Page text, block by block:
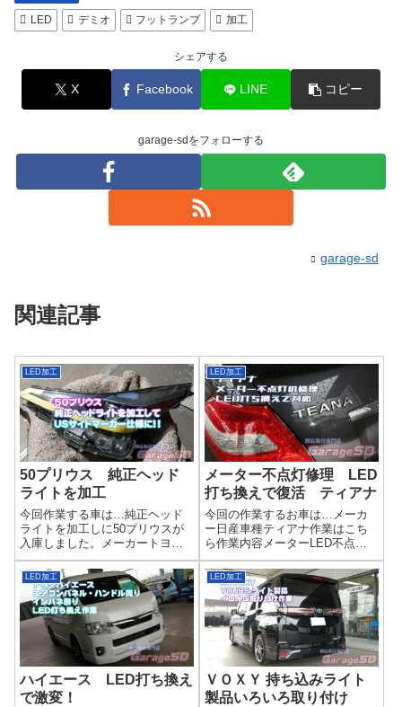
LED デミオ フットランプ 加工
シェアする
X Facebook LINE コピー
garage-sdをフォローする
garage-sd
関連記事
LED加工
50プリウス 純正ヘッド
ライトを加工
今回作業する車は…純正ヘッド
ライトを加工しに50プリウスが
入庫しました。メーカートヨタ
車種50プリウス作業はこちら 今
回の作業は…純正ヘッドライト
を加工もともと車に搭載されて
いる純正ヘッドライトを加工し
ます。作業写真US仕様では、画
像の部分...
LED加工
メーター不点灯修理 LED
打ち換えで復活 ティアナ
今回の作業するお車は…メーカ
ー日産車種ティアナ作業はこち
ら作業内容メーターLED不点灯
なので、打ち換えで対応します
完了画像日○ディーラーからも打
ち換え修理がきますので、部品
がもう出ないのかもしれません
ね( 一一)走行距離もそのままで
バッチリ...
LED加工
ハイエース LED打ち換え
で激変！
LED加工
ＶＯＸＹ 持ち込みライト
製品いろいろ取り付け